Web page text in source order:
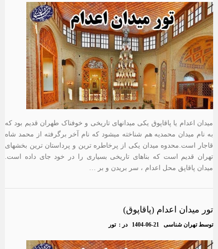
میدان اعدام یا پاقاپوق یکی میدانهای تاریخی و خوفناک طهران قدیم بود که
به نام میدان محمدیه هم شناخته میشود که نام آخر برگرفته از محمد شاه
قاجار است.محدوه میدان یکی از پرخاطره ترین و پرداستان ترین بخشهای
تهران قدیم است که بناهای تاریخی بسیاری را در خود جای داده است.
میدان پاقاپق محل اعدام ، سر بریدن و بر …
تور میدان اعدام (پاقاپوق)
توسطتهران شناسی 1404-06-21 در :تور